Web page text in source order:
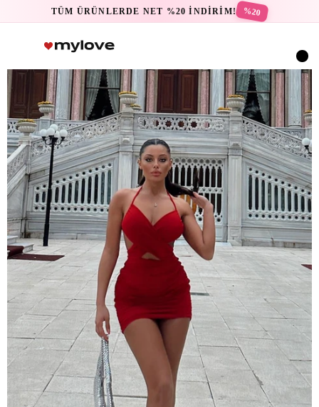
TÜM ÜRÜNLERDE NET %20 İNDİRİM! %20